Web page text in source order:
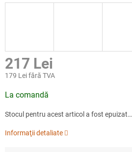
217 Lei
179 Lei fără TVA
preţ:
La comandă
Stocul pentru acest articol a fost epuizat…
Informaţii detaliate